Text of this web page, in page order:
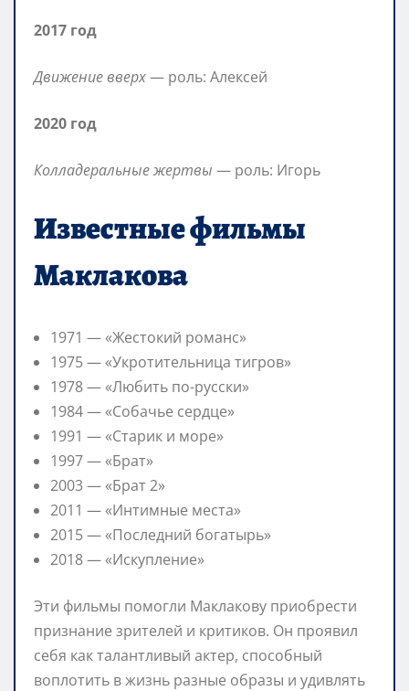
2017 год
Движение вверх— роль: Алексей
2020 год
Колладеральные жертвы — роль: Игорь
Известные фильмы
Маклакова
1971 — «Жестокий романс»
1975 — «Укротительница тигров»
1978 — «Любить по-русски»
1984 — «Собачье сердце»
1991 — «Старик и море»
1997 — «Брат»
2003 — «Брат 2»
2011 — «Интимные места»
2015 — «Последний богатырь»
2018 — «Искупление»
Эти фильмы помогли Маклакову приобрести
признание зрителей и критиков. Он проявил
себя как талантливый актер, способный
воплотить в жизнь разные образы и удивлять